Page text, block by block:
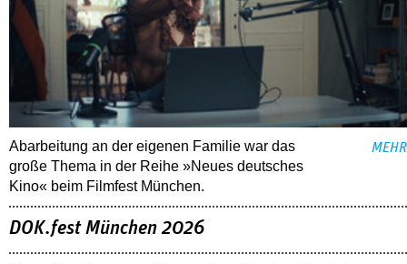
Abarbeitung an der eigenen Familie war das
große Thema in der Reihe »Neues deutsches
Kino« beim Filmfest München.
MEHR
DOK.fest München 2026